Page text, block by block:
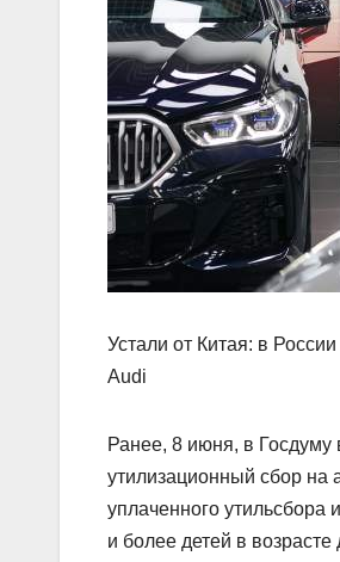
Устали от Китая: в
Audi
Ранее, 8 июня, в Госдуму
утилизационный сбор на
уплаченного утильсбора
и более детей в